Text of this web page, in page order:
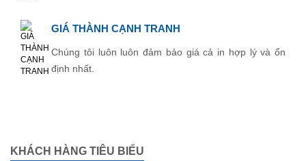
GIÁ THÀNH CẠNH TRANH
Chúng tôi luôn luôn đảm bảo giá cả in hợp lý và ổn
định nhất.
KHÁCH HÀNG TIÊU BIỂU